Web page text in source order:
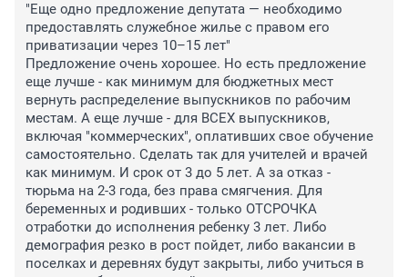
"Еще одно предложение депутата — необходимо
предоставлять служебное жилье с правом его
приватизации через 10–15 лет"
Предложение очень хорошее. Но есть предложение
еще лучше - как минимум для бюджетных мест
вернуть распределение выпускников по рабочим
местам. А еще лучше - для ВСЕХ выпускников,
включая "коммерческих", оплативших свое обучение
самостоятельно. Сделать так для учителей и врачей
как минимум. И срок от 3 до 5 лет. А за отказ -
тюрьма на 2-3 года, без права смягчения. Для
беременных и родивших - только ОТСРОЧКА
отработки до исполнения ребенку 3 лет. Либо
демография резко в рост пойдет, либо вакансии в
поселках и деревнях будут закрыты, либо учиться в